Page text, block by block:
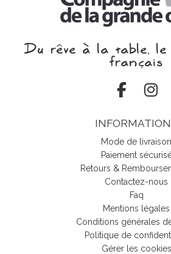
Du rêve à la table, le
français
Mode de livraison
Paiement
Retours &
Contactez-nous
Faq
Mentions légales
Conditions générales
Politique de
Gérer les cookies